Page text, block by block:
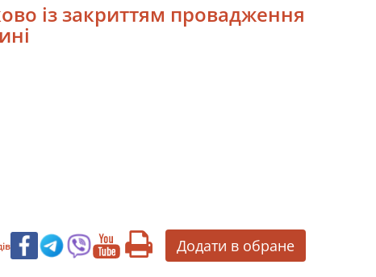
із закриттям провадження
Додати в обране